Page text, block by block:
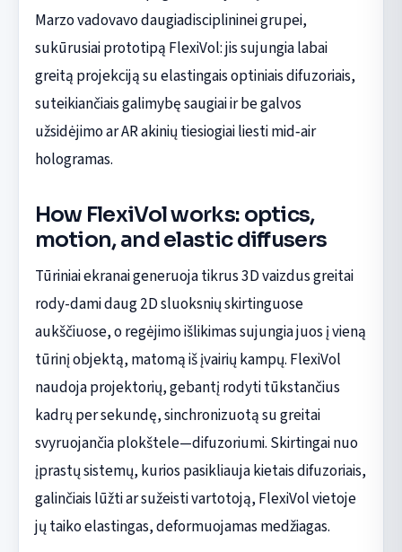
Marzo vadovavo daugiadisciplininei grupei,
sukūrusiai prototipą FlexiVol: jis sujungia labai
greitą projekciją su elastingais optiniais difuzoriais,
suteikiančiais galimybę saugiai ir be galvos
užsidėjimo ar AR akinių tiesiogiai liesti mid‑air
hologramas.
How FlexiVol works: optics,
motion, and elastic diffusers
Tūriniai ekranai generuoja tikrus 3D vaizdus greitai
rody-dami daug 2D sluoksnių skirtinguose
aukščiuose, o regėjimo išlikimas sujungia juos į vieną
tūrinį objektą, matomą iš įvairių kampų. FlexiVol
naudoja projektorių, gebantį rodyti tūkstančius
kadrų per sekundę, sinchronizuotą su greitai
svyruojančia plokštele—difuzoriumi. Skirtingai nuo
įprastų sistemų, kurios pasikliauja kietais difuzoriais,
galinčiais lūžti ar sužeisti vartotoją, FlexiVol vietoje
jų taiko elastingas, deformuojamas medžiagas.